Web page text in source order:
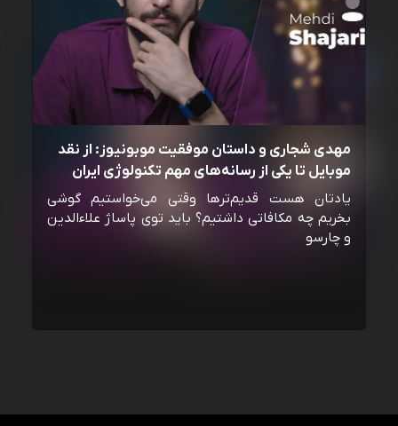
مهدی شجاری و داستان موفقیت موبونیوز: از نقد
موبایل تا یکی از رسانه‌‌های مهم تکنولوژی ایران
یادتان هست قدیم‌ترها وقتی می‌خواستیم گوشی
بخریم چه مکافاتی داشتیم؟ باید توی پاساژ علاءالدین
و چارسو